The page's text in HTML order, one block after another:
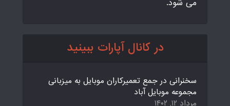
می شود.
در کانال آپارات ببینید
سخنرانی در جمع تعمیرکاران موبایل به میزبانی
مجموعه موبایل آباد